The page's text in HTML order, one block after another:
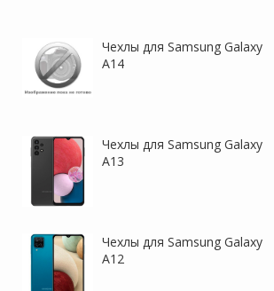
Чехлы для Samsung Galaxy
A14
Чехлы для Samsung Galaxy
A13
Чехлы для Samsung Galaxy
A12